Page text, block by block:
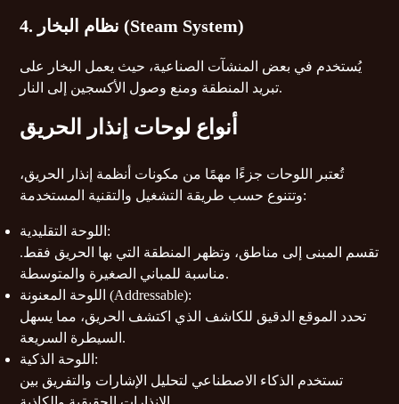
4. نظام البخار (Steam System)
يُستخدم في بعض المنشآت الصناعية، حيث يعمل البخار على
تبريد المنطقة ومنع وصول الأكسجين إلى النار.
أنواع لوحات إنذار الحريق
تُعتبر اللوحات جزءًا مهمًا من مكونات أنظمة إنذار الحريق،
وتتنوع حسب طريقة التشغيل والتقنية المستخدمة:
اللوحة التقليدية:
تقسم المبنى إلى مناطق، وتظهر المنطقة التي بها الحريق فقط.
مناسبة للمباني الصغيرة والمتوسطة.
اللوحة المعنونة (Addressable):
تحدد الموقع الدقيق للكاشف الذي اكتشف الحريق، مما يسهل
السيطرة السريعة.
اللوحة الذكية:
تستخدم الذكاء الاصطناعي لتحليل الإشارات والتفريق بين